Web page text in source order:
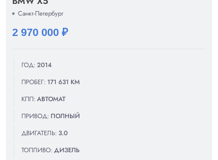
Санкт-Петербург
2 970 000 ₽
ГОД: 2014
ПРОБЕГ: 171 631 КМ
КПП: АВТОМАТ
ПРИВОД: ПОЛНЫЙ
ДВИГАТЕЛЬ: 3.0
ТОПЛИВО: ДИЗЕЛЬ